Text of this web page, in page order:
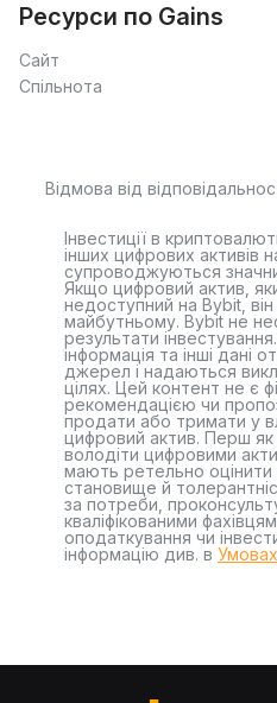
Ресурси по Gains
Сайт
Спільнота
Відмова від
Інвестиції в
інших цифрових активів
супроводжуються
Якщо цифровий актив,
недоступний на Bybit,
майбутньому. Bybit не
результати
інформація та інші дані
джерел і надаються
цілях. Цей контент не є
рекомендацією чи
продати або тримати у
цифровий актив. Перш як
володіти цифровими
мають ретельно оцінити
становище й
за потреби,
кваліфікованими
оподаткування чи
інформацію див. в